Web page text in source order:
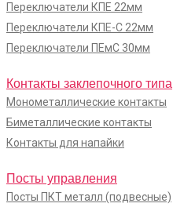
Переключатели КПЕ 22мм
Переключатели КПЕ-С 22мм
Переключатели ПЕмС 30мм
Контакты заклепочного типа
Монометаллические контакты
Биметаллические контакты
Контакты для напайки
Посты управления
Посты ПКТ металл (подвесные)